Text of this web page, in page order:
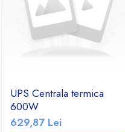
UPS Centrala termica
600W
629,87 Lei